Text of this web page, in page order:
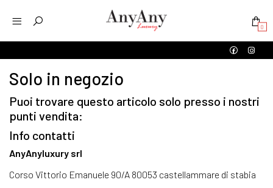
0
Solo in negozio
Puoi trovare questo articolo solo presso i nostri
punti vendita:
Info contatti
AnyAnyluxury srl
Corso Vittorio Emanuele 90/A 80053 castellammare di stabia